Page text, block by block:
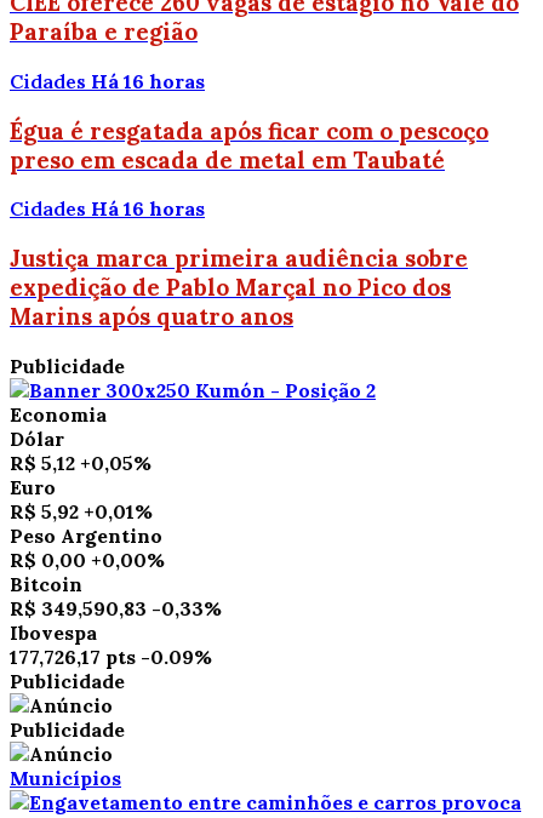
Paraíba e região
Cidades Há 16 horas
Égua é resgatada após ficar com o pescoço
preso em escada de metal em Taubaté
Cidades Há 16 horas
Justiça marca primeira audiência sobre
expedição de Pablo Marçal no Pico dos
Marins após quatro anos
Publicidade
Economia
Dólar
R$ 5,12 +0,05%
Euro
R$ 5,92 +0,01%
Peso Argentino
R$ 0,00 +0,00%
Bitcoin
R$ 349,590,83 -0,33%
Ibovespa
177,726,17 pts -0.09%
Publicidade
Publicidade
Municípios